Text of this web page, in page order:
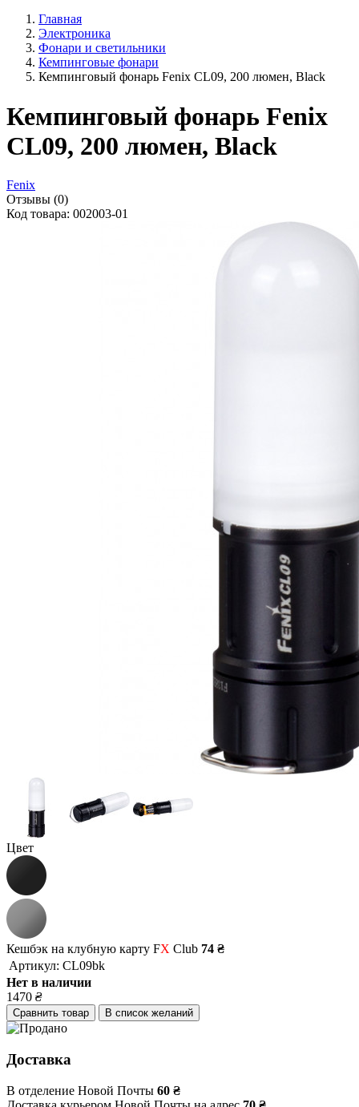
Главная
Электроника
Фонари и светильники
Кемпинговые фонари
Кемпинговый фонарь Fenix CL09, 200 люмен, Black
Кемпинговый фонарь Fenix
CL09, 200 люмен, Black
Fenix
Отзывы (0)
Код товара: 002003-01
Цвет
Кешбэк на клубную карту FX Club 74 ₴
Артикул: CL09bk
Нет в наличии
1470 ₴
Сравнить товар В список желаний
Доставка
В отделение Новой Почты 60 ₴